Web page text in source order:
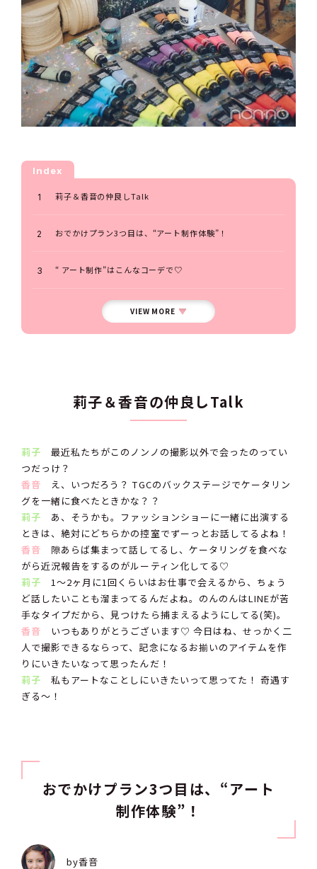
Index
莉子＆香音の仲良しTalk
おでかけプラン3つ目は、“アート制作体験”！
“ アート制作”はこんなコーデで♡
VIEW MORE
莉子＆香音の仲良しTalk
莉子 最近私たちがこのノンノの撮影以外で会ったのってい
つだっけ？
香音 え、いつだろう？ TGCのバックステージでケータリン
グを一緒に食べたときかな？？
莉子 あ、そうかも。ファッションショーに一緒に出演する
ときは、絶対にどちらかの控室でずーっとお話してるよね！
香音 隙あらば集まって話してるし、ケータリングを食べな
がら近況報告をするのがルーティン化してる♡
莉子 1〜2ヶ月に1回くらいはお仕事で会えるから、ちょう
ど話したいことも溜まってるんだよね。のんのんはLINEが苦
手なタイプだから、見つけたら捕まえるようにしてる(笑)。
香音 いつもありがとうございます♡ 今日はね、せっかく二
人で撮影できるならって、記念になるお揃いのアイテムを作
りにいきたいなって思ったんだ！
莉子 私もアートなことしにいきたいって思ってた！ 奇遇す
ぎる〜！
おでかけプラン3つ目は、“アート
制作体験”！
by香音